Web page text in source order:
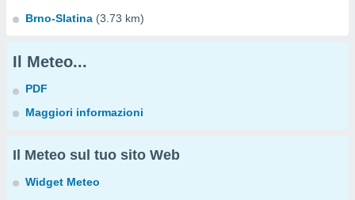
Brno-Slatina (3.73 km)
Il Meteo...
PDF
Maggiori informazioni
Il Meteo sul tuo sito Web
Widget Meteo